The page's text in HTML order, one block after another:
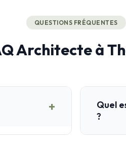
QUESTIONS FRÉQUENTES
Architecte à
+
Quel
?